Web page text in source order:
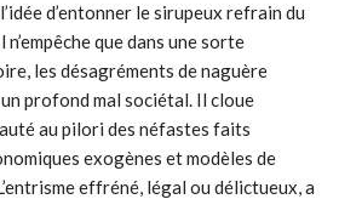
d’entonner le sirupeux refrain du
n’empêche que dans une sorte
les désagréments de naguère
profond mal sociétal. Il cloue
au pilori des néfastes faits
exogènes et modèles de
effréné, légal ou délictueux, a